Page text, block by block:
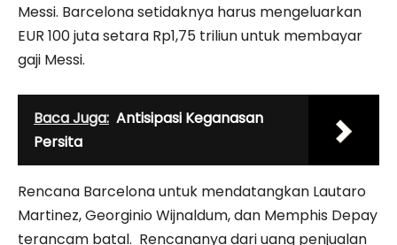
Messi. Barcelona setidaknya harus mengeluarkan
EUR 100 juta setara Rp1,75 triliun untuk membayar
gaji Messi.
Baca Juga: Antisipasi Keganasan
Persita
Rencana Barcelona untuk mendatangkan Lautaro
Martinez, Georginio Wijnaldum, dan Memphis Depay
terancam batal. Rencananya dari uang penjualan